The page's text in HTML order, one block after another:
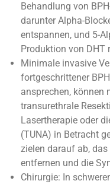
Behandlung von
darunter Alpha-
entspannen, und 5-
Produktion von DHT
Minimale invasive
fortgeschrittener
ansprechen, können
transurethrale
Lasertherapie oder
(TUNA) in Betracht
zielen darauf ab,
entfernen und die
Chirurgie: In